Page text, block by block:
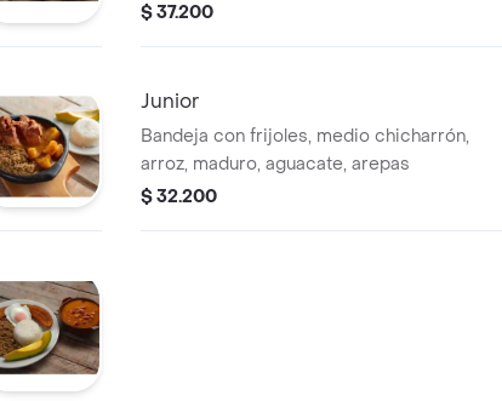
$ 37.200
Junior
Bandeja con frijoles, medio chicharrón,
arroz, maduro, aguacate, arepas
$ 32.200